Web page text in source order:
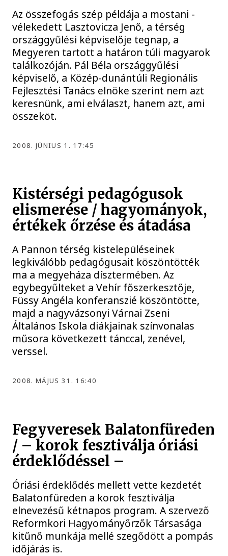
Az összefogás szép példája a mostani -
vélekedett Lasztovicza Jenő, a térség
országgyűlési képviselője tegnap, a
Megyeren tartott a határon túli magyarok
találkozóján. Pál Béla országgyűlési
képviselő, a Közép-dunántúli Regionális
Fejlesztési Tanács elnöke szerint nem azt
keresnünk, ami elválaszt, hanem azt, ami
összeköt.
2008. JÚNIUS 1. 17:45
Kistérségi pedagógusok
elismerése / hagyományok,
értékek őrzése és átadása
A Pannon térség kistelepüléseinek
legkiválóbb pedagógusait köszöntötték
ma a megyeháza dísztermében. Az
egybegyűlteket a Vehír főszerkesztője,
Füssy Angéla konferanszié köszöntötte,
majd a nagyvázsonyi Várnai Zseni
Általános Iskola diákjainak színvonalas
műsora következett tánccal, zenével,
verssel.
2008. MÁJUS 31. 16:40
Fegyveresek Balatonfüreden
/ – korok fesztiválja óriási
érdeklődéssel –
Óriási érdeklődés mellett vette kezdetét
Balatonfüreden a korok fesztiválja
elnevezésű kétnapos program. A szervező
Reformkori Hagyományőrzők Társasága
kitűnő munkája mellé szegődött a pompás
időjárás is.